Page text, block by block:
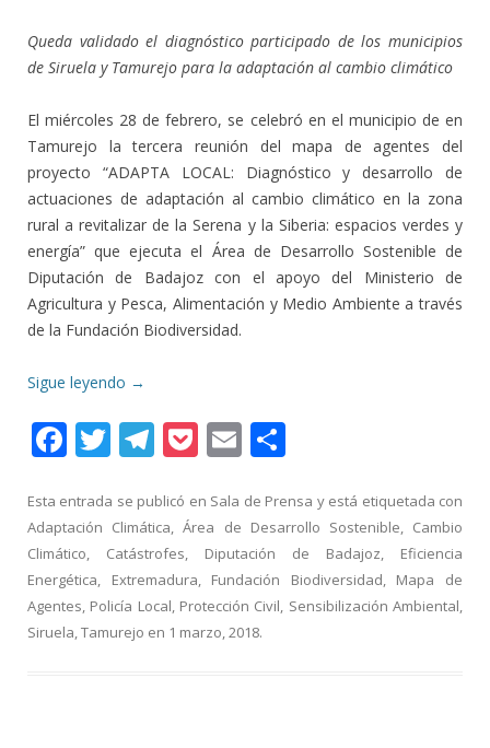
Queda validado el diagnóstico participado de los municipios
de Siruela y Tamurejo para la adaptación al cambio climático
El miércoles 28 de febrero, se celebró en el municipio de en
Tamurejo la tercera reunión del mapa de agentes del
proyecto “ADAPTA LOCAL: Diagnóstico y desarrollo de
actuaciones de adaptación al cambio climático en la zona
rural a revitalizar de la Serena y la Siberia: espacios verdes y
energía” que ejecuta el Área de Desarrollo Sostenible de
Diputación de Badajoz con el apoyo del Ministerio de
Agricultura y Pesca, Alimentación y Medio Ambiente a través
de la Fundación Biodiversidad.
Sigue leyendo →
F
e
b
o
o
k
T
itt
er
T
e
gr
a
m
P
ck
et
E
ai
l
m
p
ar
ti
Esta entrada se publicó en Sala de Prensa y está etiquetada con
Adaptación Climática,Área de Desarrollo Sostenible, Cambio
Climático, Catástrofes, Diputación de Badajoz, Eficiencia
Energética, Extremadura, Fundación Biodiversidad, Mapa de
Agentes, Policía Local, Protección Civil, Sensibilización Ambiental,
Siruela,Tamurejo en 1 marzo, 2018.